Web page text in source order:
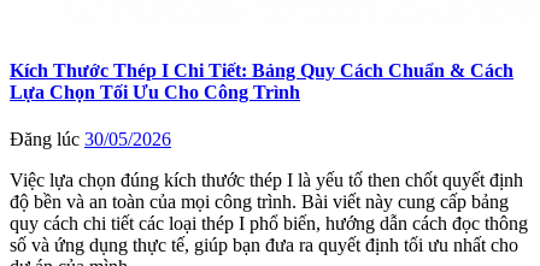
Kích Thước Thép I Chi Tiết: Bảng Quy Cách Chuẩn & Cách
Lựa Chọn Tối Ưu Cho Công Trình
Đăng lúc 30/05/2026
Việc lựa chọn đúng kích thước thép I là yếu tố then chốt quyết định
độ bền và an toàn của mọi công trình. Bài viết này cung cấp bảng
quy cách chi tiết các loại thép I phổ biến, hướng dẫn cách đọc thông
số và ứng dụng thực tế, giúp bạn đưa ra quyết định tối ưu nhất cho